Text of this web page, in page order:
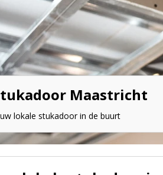
Maastricht
lokale stukadoor in de buurt